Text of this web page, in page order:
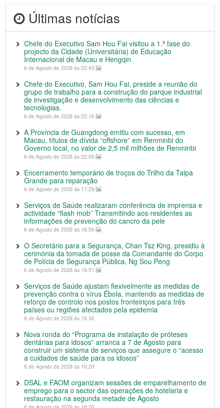
Últimas notícias
Chefe do Executivo Sam Hou Fai visitou a 1.ª fase do
projecto da Cidade (Universitária) de Educação
Internacional de Macau e Hengqin
6 de Agosto de 2026 às 22:43
Chefe do Executivo, Sam Hou Fai, preside a reunião do
grupo de trabalho para a construção do parque industrial
de investigação e desenvolvimento das ciências e
tecnologias.
6 de Agosto de 2026 às 22:16
A Província de Guangdong emitiu com sucesso, em
Macau, títulos de dívida “offshore” em Renminbi do
Governo local, no valor de 2,5 mil milhões de Renminbi
6 de Agosto de 2026 às 22:00
Encerramento temporário de troços do Trilho da Taipa
Grande para reparação
6 de Agosto de 2026 às 17:29
Serviços de Saúde realizaram conferência de imprensa e
actividade “flash mob” Transmitindo aos residentes as
informações de prevenção do cancro da pele
6 de Agosto de 2026 às 16:59
O Secretário para a Segurança, Chan Tsz King, presidiu à
cerimónia da tomada de posse da Comandante do Corpo
de Polícia de Segurança Pública, Ng Sou Peng
6 de Agosto de 2026 às 16:51
Serviços de Saúde ajustam flexivelmente as medidas de
prevenção contra o vírus Ébola, mantendo as medidas de
reforço de controlo nos postos fronteiriços para três
países ou regiões afectados pela epidemia
6 de Agosto de 2026 às 16:30
Nova ronda do “Programa de instalação de próteses
dentárias para idosos” arranca a 7 de Agosto para
construir um sistema de serviços que assegure o “acesso
a cuidados de saúde para os idosos”
6 de Agosto de 2026 às 16:29
DSAL e FAOM organizam sessões de emparelhamento de
emprego para o sector das operações de hotelaria e
restauração na segunda metade de Agosto